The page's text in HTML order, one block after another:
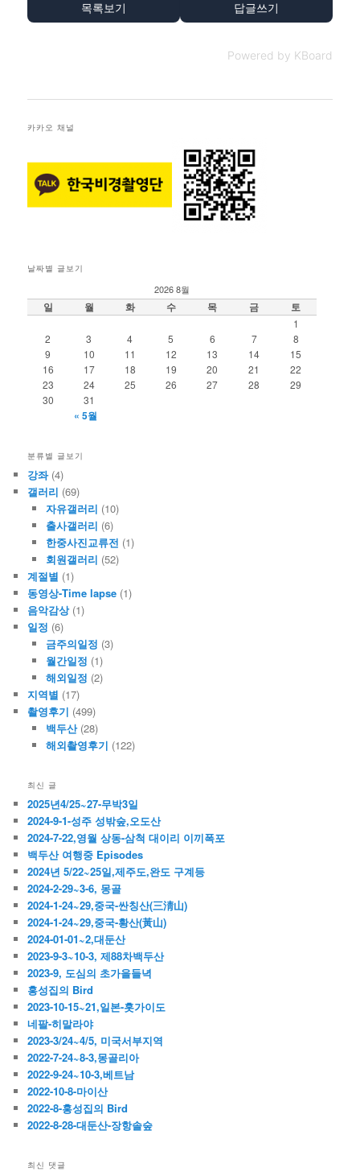
목록보기 답글쓰기
Powered by KBoard
카카오 채널
날짜별 글보기
2026 8월
일 월 화 수 목 금 토
1
2
3 4 5 6 7
8
9
10 11 12 13 14
15
16
17 18 19 20 21
22
23
24 25 26 27 28
29
30
31
« 5월
분류별 글보기
강좌(4)
갤러리 (69)
자유갤러리 (10)
출사갤러리 (6)
한중사진교류전 (1)
회원갤러리 (52)
계절별 (1)
동영상-Time lapse (1)
음악감상(1)
일정 (6)
금주의일정 (3)
월간일정 (1)
해외일정 (2)
지역별 (17)
촬영후기 (499)
백두산(28)
해외촬영후기 (122)
최신 글
2025년4/25~27-무박3일
2024-9-1-성주 성밖숲,오도산
2024-7-22,영월 상동-삼척 대이리 이끼폭포
백두산 여행중 Episodes
2024년 5/22~25일,제주도,완도 구계등
2024-2-29~3-6, 몽골
2024-1-24~29,중국-싼칭산(三淸山)
2024-1-24~29,중국-황산(黃山)
2024-01-01~2,대둔산
2023-9-3~10-3, 제88차백두산
2023-9, 도심의 초가을들녁
홍성집의 Bird
2023-10-15~21,일본-홋가이도
네팔-히말라야
2023-3/24~4/5, 미국서부지역
2022-7-24~8-3,몽골리아
2022-9-24~10-3,베트남
2022-10-8-마이산
2022-8-홍성집의 Bird
2022-8-28-대둔산-장항솔숲
최신 댓글